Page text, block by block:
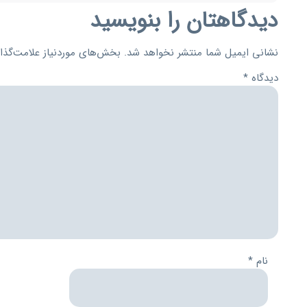
دیدگاهتان را بنویسید
نشانی ایمیل شما منتشر نخواهد شد. بخش‌های موردنیاز
دیدگاه *
نام *